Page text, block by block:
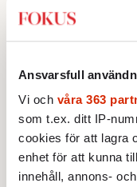
Ansvarsfull
Vi och våra 363
som t.ex. ditt IP-
cookies för att lagra
enhet för att kunna
innehåll, annons-
2.Sakine Madon:
Av: Bengt Jangfeldt
4.Johan Hakelius:
mellan raderna
STICKET
5. Johan Romin:
STICKET
6.Dan Korn: